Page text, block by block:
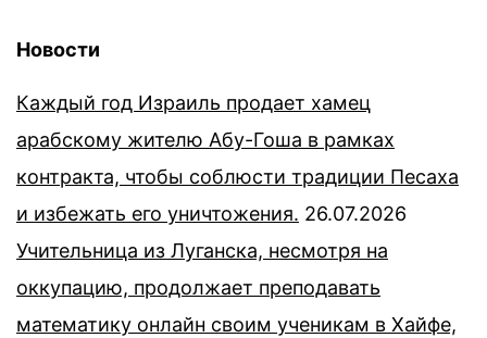
Новости
Каждый год Израиль продает хамец
арабскому жителю Абу-Гоша в рамках
контракта, чтобы соблюсти традиции Песаха
и избежать его уничтожения. 26.07.2026
Учительница из Луганска, несмотря на
оккупацию, продолжает преподавать
математику онлайн своим ученикам в Хайфе,